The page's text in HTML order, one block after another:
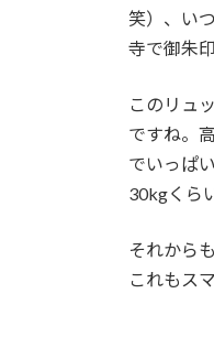
笑）、い
寺で御朱
このリュ
ですね。
でいっぱ
30kgくら
それから
これもス